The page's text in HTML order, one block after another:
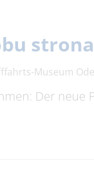
Museum
Der